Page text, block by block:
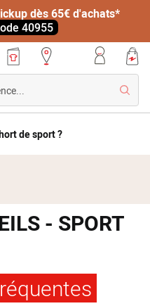
dès 65€ d'achats*
40955
de sport ?
- SPORT